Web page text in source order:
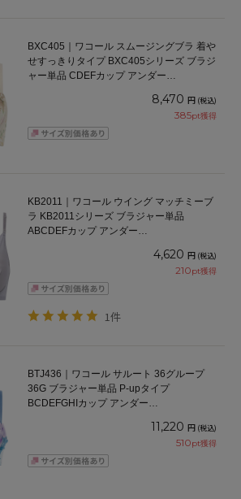
BXC405｜ワコール スムージングブラ 着や
せすっきりタイプ BXC405シリーズ ブラジ
ャー単品 CDEFカップ アンダー
8,470 円 (税込)
385pt獲得
KB2011｜ワコール ウイング マッチミーブ
ラ KB2011シリーズ ブラジャー単品
ABCDEFカップ アンダー
4,620 円 (税込)
210pt獲得
1件
BTJ436｜ワコール サルート 36グループ
36G ブラジャー単品 P-upタイプ
BCDEFGHIカップ アンダー
11,220 円 (税込)
510pt獲得